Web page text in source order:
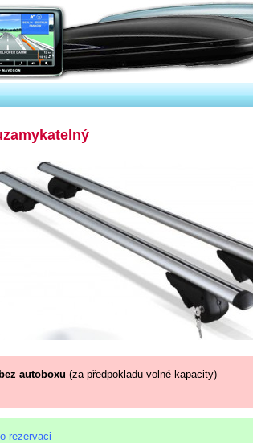
autoboxu (za předpokladu volné kapacity)
rezervaci